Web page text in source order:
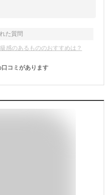
た質問
感のあるもののおすすめは？
コミがあります